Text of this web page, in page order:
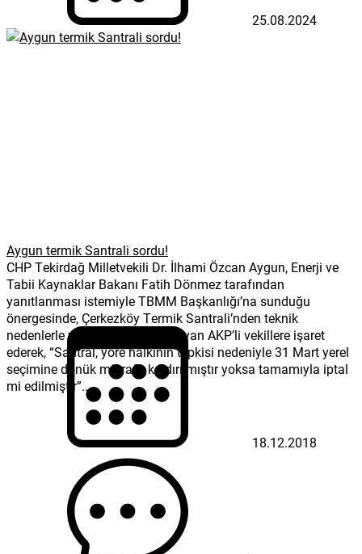
25.08.2024
Aygun termik Santrali sordu!
CHP Tekirdağ Milletvekili Dr. İlhami Özcan Aygun, Enerji ve
Tabii Kaynaklar Bakanı Fatih Dönmez tarafından
yanıtlanması istemiyle TBMM Başkanlığı’na sunduğu
önergesinde, Çerkezköy Termik Santrali’nden teknik
nedenlerle vazgeçildiğini açıklayan AKP’li vekillere işaret
ederek, “Santral, yöre halkının tepkisi nedeniyle 31 Mart yerel
seçimine dönük mü rafa kaldırılmıştır yoksa tamamıyla iptal
mi edilmiştir”...
18.12.2018